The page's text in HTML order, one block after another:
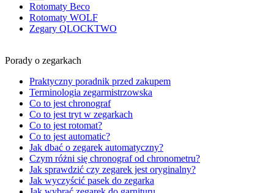
Rotomaty Beco
Rotomaty WOLF
Zegary QLOCKTWO
Porady o zegarkach
Praktyczny poradnik przed zakupem
Terminologia zegarmistrzowska
Co to jest chronograf
Co to jest tryt w zegarkach
Co to jest rotomat?
Co to jest automatic?
Jak dbać o zegarek automatyczny?
Czym różni się chronograf od chronometru?
Jak sprawdzić czy zegarek jest oryginalny?
Jak wyczyścić pasek do zegarka